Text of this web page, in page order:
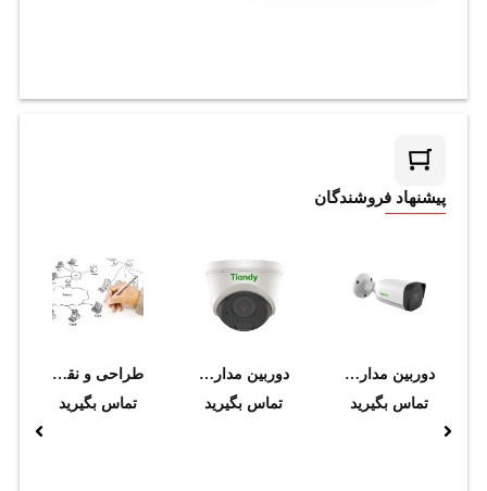
پیشنهاد فروشندگان
دوربین مداربسته تحت شبکه تیاندی مدل TC-C35US I8/A/E/Y/M/C/H/2.7-13.5mm/V4.0
تماس بگیرید
دوربین مداربسته تحت شبکه تیاندی مدل TC-C34HS I3/E/Y/C/SD/2.8mm/V4.0
تماس بگیرید
طراحی و نقشه‌کشی شبکه پسیو
تماس بگیرید